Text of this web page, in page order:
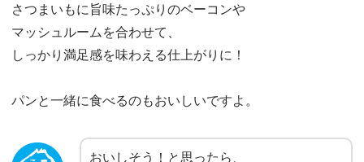
さつまいもに旨味たっぷりのベーコンや
マッシュルームを合わせて、
しっかり満足感を味わえる仕上がりに！
パンと一緒に食べるのもおいしいですよ。
おいしそう！と思ったら、